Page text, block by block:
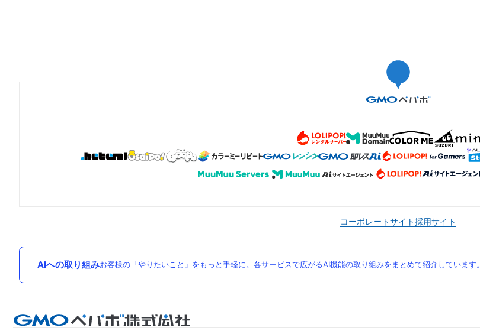
コーポレートサイト採用サイト
AIへの取り組みお客様の「やりたいこと」をもっと手軽に。各サービスで広がるAI機能の取り組みをまとめて紹介しています。